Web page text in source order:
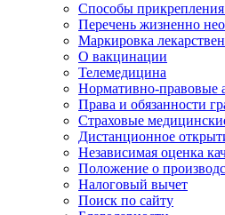
Способы
Перечень жизненно
Маркировка
О вакцинации
Телемедицина
Нормативно-правовые
Права и обязанности
Страховые
Дистанционное
Независимая оценка
Положение о
Налоговый вычет
Поиск по сайту